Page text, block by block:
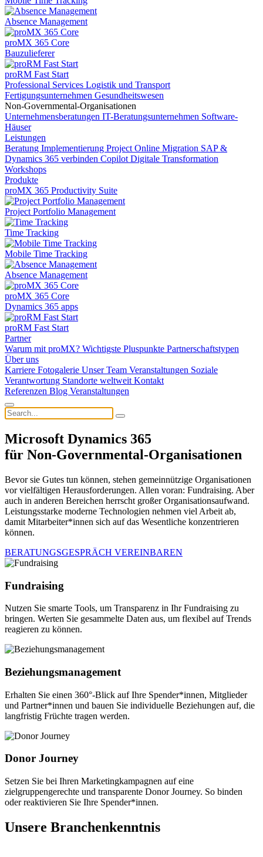
Absence Management
proMX 365 Core
Bauzulieferer
proRM Fast Start
Professional Services Logistik und Transport
Fertigungsunternehmen Gesundheitswesen
Non-Governmental-Organisationen
Unternehmensberatungen IT-Beratungsunternehmen Software-
Häuser
Leistungen
Beratung Implementierung Project Online Migration SAP &
Dynamics 365 verbinden Copilot Digitale Transformation
Workshops
Produkte
proMX 365 Productivity Suite
Project Portfolio Management
Time Tracking
Mobile Time Tracking
Absence Management
proMX 365 Core
Dynamics 365 apps
proRM Fast Start
Partner
Warum mit proMX? Wichtigste Pluspunkte Partnerschaftstypen
Über uns
Karriere Fotogalerie Unser Team Veranstaltungen Soziale
Verantwortung Standorte weltweit Kontakt
Referenzen Blog Veranstaltungen
Microsoft Dynamics 365
für Non-Governmental-Organisationen
Bevor sie Gutes tun können, stehen gemeinnützige Organisationen
vor vielfältigen Herausforderungen. Allen voran: Fundraising. Aber
auch in anderen Bereichen herrscht großer Organisationsaufwand.
Leistungsstarke moderne Technologien nehmen viel Arbeit ab,
damit Mitarbeiter*innen sich auf das Wesentliche konzentrieren
können.
BERATUNGSGESPRÄCH VEREINBAREN
Fundraising
Nutzen Sie smarte Tools, um Transparenz in Ihr Fundraising zu
bringen. Werten Sie gesammelte Daten aus, um flexibel auf Trends
reagieren zu können.
Beziehungsmanagement
Erhalten Sie einen 360°-Blick auf Ihre Spender*innen, Mitglieder
und Partner*innen und bauen Sie individuelle Beziehungen auf, die
langfristig Früchte tragen werden.
Donor Journey
Setzen Sie bei Ihren Marketingkampagnen auf eine
zielgruppengerechte und transparente Donor Journey. So binden
oder reaktivieren Sie Ihre Spender*innen.
Unsere Branchenkenntnis